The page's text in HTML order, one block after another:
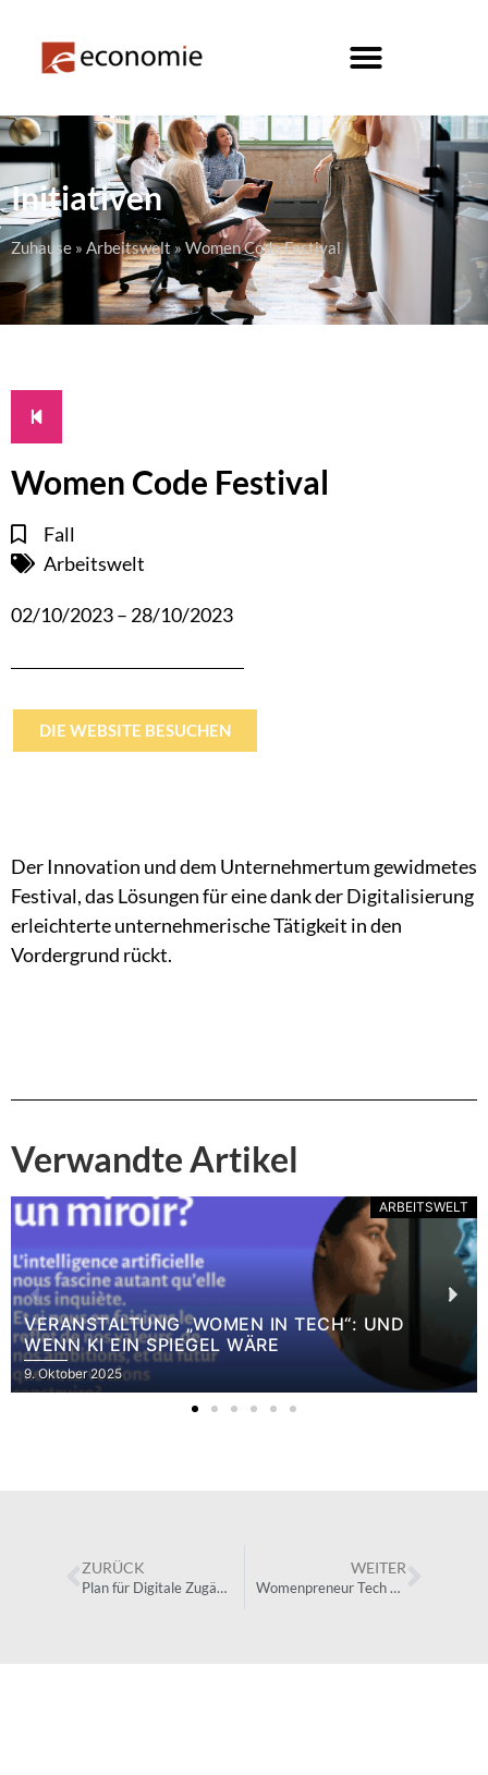
Initiativen
Zuhause » Arbeitswelt» Women Code Festival
Women Code Festival
Fall
Arbeitswelt
02/10/2023 – 28/10/2023
DIE WEBSITE BESUCHEN
Der Innovation und dem Unternehmertum gewidmetes
Festival, das Lösungen für eine dank der Digitalisierung
erleichterte unternehmerische Tätigkeit in den
Vordergrund rückt.
Verwandte Artikel
ARBEITSWELT
VERANSTALTUNG „WOMEN IN TECH“: UND
WENN KI EIN SPIEGEL WÄRE
9. Oktober 2025
ZURÜCK
Plan für Digitale Zugänglichkeit
WEITER
Womenpreneur Tech Program